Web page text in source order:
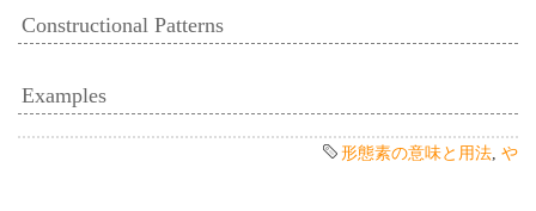
Constructional Patterns
Examples
形態素の意味と用法 や